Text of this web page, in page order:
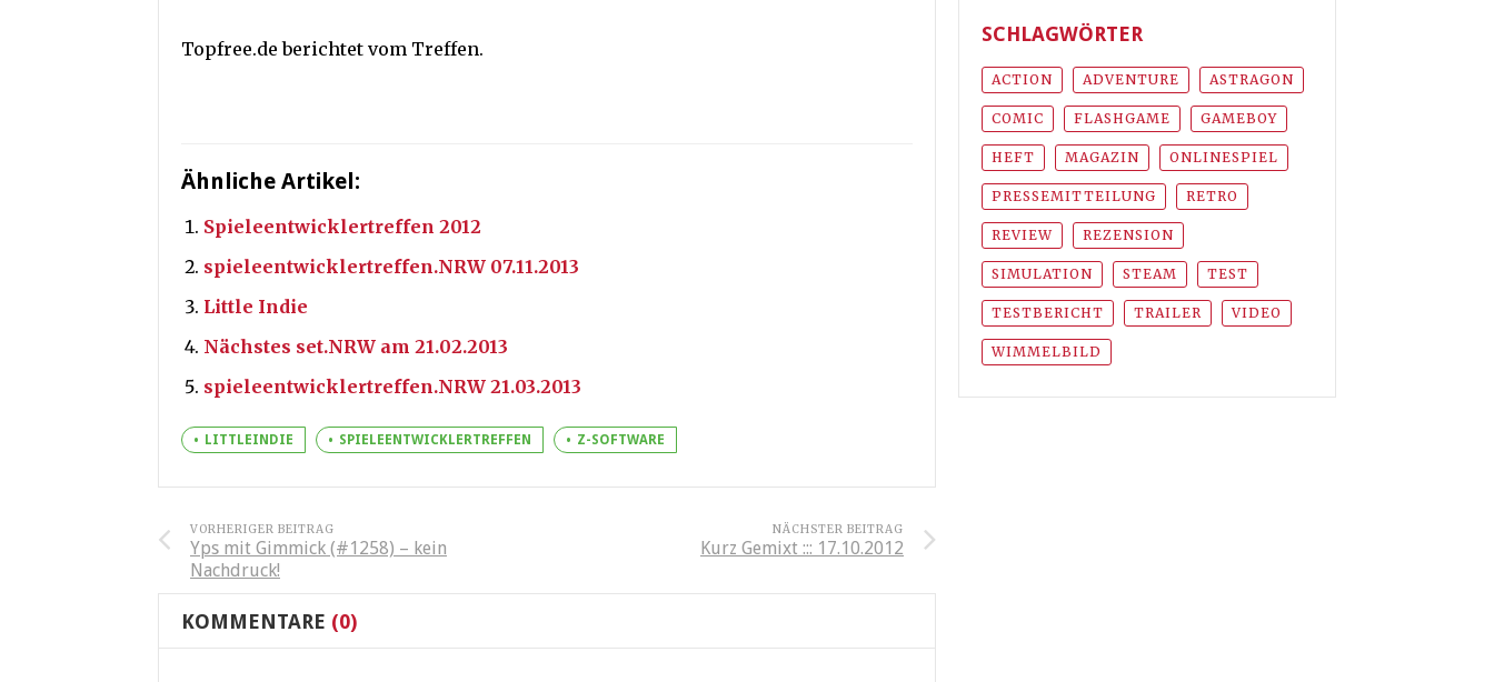
Topfree.de berichtet vom Treffen.
Ähnliche Artikel:
Spieleentwicklertreffen 2012
spieleentwicklertreffen.NRW 07.11.2013
Little Indie
Nächstes set.NRW am 21.02.2013
spieleentwicklertreffen.NRW 21.03.2013
LITTLEINDIE SPIELEENTWICKLERTREFFEN Z-SOFTWARE
VORHERIGER BEITRAG
Yps mit Gimmick (#1258) – kein
Nachdruck!
NÄCHSTER BEITRAG
Kurz Gemixt ::: 17.10.2012
KOMMENTARE (0)
SCHLAGWÖRTER
ACTION ADVENTURE ASTRAGON
COMIC FLASHGAME GAMEBOY
HEFT MAGAZIN ONLINESPIEL
PRESSEMITTEILUNG RETRO
REVIEW REZENSION
SIMULATION STEAM TEST
TESTBERICHT TRAILER VIDEO
WIMMELBILD